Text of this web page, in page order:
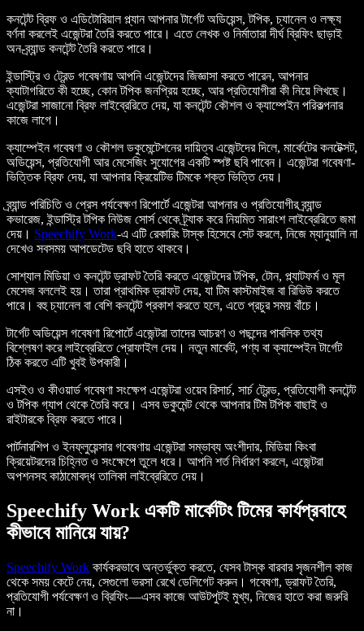
কনটেন্ট ব্রিফ ও এডিটোরিয়াল প্ল্যান আপনার টার্গেট অডিয়েন্স, টপিক, চ্যানেল ও লক্ষ্য
বর্ণনা করলেই এজেন্টরা তৈরি করতে পারে। এতে লেখক ও নির্মাতারা দীর্ঘ ব্রিফিং ছাড়াই
অন-ব্র্যান্ড কনটেন্ট তৈরি করতে পারে।
ইন্ডাস্ট্রি ও ট্রেন্ড গবেষণায় আপনি এজেন্টদের জিজ্ঞাসা করতে পারেন, আপনার
ক্যাটাগরিতে কী হচ্ছে, কোন টপিক জনপ্রিয় হচ্ছে, আর প্রতিযোগীরা কী নিয়ে লিখছে।
এজেন্টরা সাজানো ব্রিফ লাইব্রেরিতে দেয়, যা কনটেন্ট কৌশল ও ক্যাম্পেইন পরিকল্পনার
কাজে লাগে।
ক্যাম্পেইন গবেষণা ও কৌশল ডকুমেন্টেশনের দায়িত্ব এজেন্টদের দিলে, মার্কেটের কনটেক্সট,
অডিয়েন্স, প্রতিযোগী আর মেসেজিং সুযোগের একটি স্পষ্ট ছবি পাবেন। এজেন্টরা গবেষণা-
ভিত্তিক ব্রিফ দেয়, যা আপনার ক্রিয়েটিভ টিমকে শক্ত ভিত্তি দেয়।
ব্র্যান্ড পরিচিতি ও প্রেস পর্যবেক্ষণ রিপোর্টে এজেন্টরা আপনার ও প্রতিযোগীর ব্র্যান্ড
কভারেজ, ইন্ডাস্ট্রি টপিক নিউজ সোর্স থেকে ট্র্যাক করে নিয়মিত সারাংশ লাইব্রেরিতে জমা
দেয়। Speechify Work-এ এটি রেকারিং টাস্ক হিসেবে সেট করলে, নিজে ম্যানুয়ালি না
দেখেও সবসময় আপডেটেড ছবি হাতে থাকবে।
সোশ্যাল মিডিয়া ও কনটেন্ট ড্রাফট তৈরি করতে এজেন্টদের টপিক, টোন, প্ল্যাটফর্ম ও মূল
মেসেজ বললেই হয়। তারা প্রাথমিক ড্রাফট দেয়, যা টিম কাস্টমাইজ বা রিভিউ করতে
পারে। বহু চ্যানেল বা বেশি কনটেন্ট প্রকাশ করতে হলে, এতে প্রচুর সময় বাঁচে।
টার্গেট অডিয়েন্স গবেষণা রিপোর্টে এজেন্টরা তাদের আচরণ ও পছন্দের পাবলিক তথ্য
বিশ্লেষণ করে লাইব্রেরিতে প্রোফাইল দেয়। নতুন মার্কেট, পণ্য বা ক্যাম্পেইন টার্গেট
ঠিক করতে এটি খুবই উপকারী।
এসইও ও কীওয়ার্ড গবেষণা সংক্ষেপ এজেন্টরা ওয়েব রিসার্চ, সার্চ ট্রেন্ড, প্রতিযোগী কনটেন্ট
ও টপিক গ্যাপ থেকে তৈরি করে। এসব ডকুমেন্ট থেকে আপনার টিম টপিক বাছাই ও
রাইটারকে ব্রিফ করতে পারে।
পার্টনারশিপ ও ইনফ্লুয়েন্সার গবেষণায় এজেন্টরা সম্ভাব্য অংশীদার, মিডিয়া কিংবা
ক্রিয়েটরদের চিহ্নিত ও সংক্ষেপে তুলে ধরে। আপনি শর্ত নির্ধারণ করলে, এজেন্টরা
অপশনসহ কাঠামোবদ্ধ তালিকা লাইব্রেরিতে দেয়।
Speechify Work একটি মার্কেটিং টিমের কার্যপ্রবাহে
কীভাবে মানিয়ে যায়?
Speechify Work কার্যকরভাবে অন্তর্ভুক্ত করতে, যেসব টাস্ক বারবার সৃজনশীল কাজ
থেকে সময় কেটে নেয়, সেগুলো ভরসা রেখে ডেলিগেট করুন। গবেষণা, ড্রাফট তৈরি,
প্রতিযোগী পর্যবেক্ষণ ও ব্রিফিং—এসব কাজে আউটপুটই মুখ্য, নিজের হাতে করা জরুরি
না।